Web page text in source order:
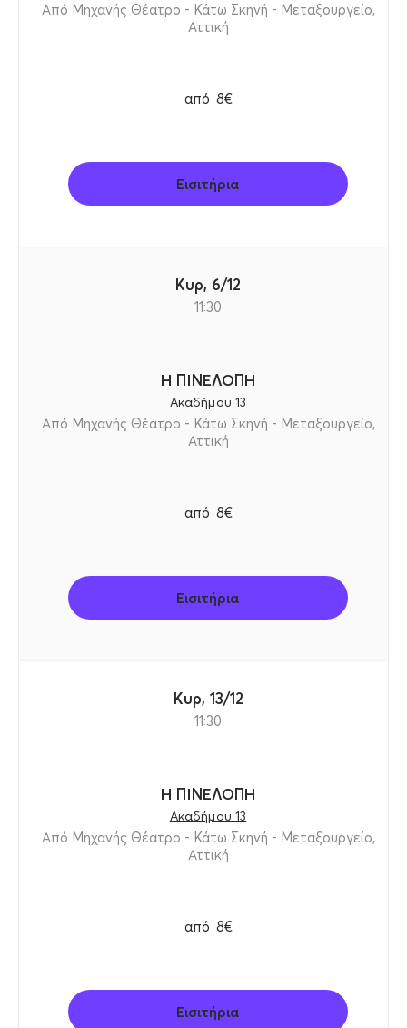
Από Μηχανής Θέατρο - Κάτω Σκηνή - Μεταξουργείο,
Αττική
από 8€
Εισιτήρια
Κυρ, 6/12
11:30
Η ΠΙΝΕΛΟΠΗ
Ακαδήμου 13
Από Μηχανής Θέατρο - Κάτω Σκηνή - Μεταξουργείο,
Αττική
από 8€
Εισιτήρια
Κυρ, 13/12
11:30
Η ΠΙΝΕΛΟΠΗ
Ακαδήμου 13
Από Μηχανής Θέατρο - Κάτω Σκηνή - Μεταξουργείο,
Αττική
από 8€
Εισιτήρια